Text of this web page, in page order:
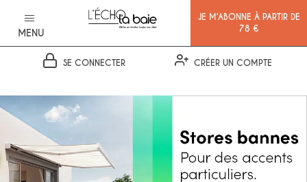
MENU
JE M’ABONNE À PARTIR DE
78 €
SE CONNECTER CRÉER UN COMPTE